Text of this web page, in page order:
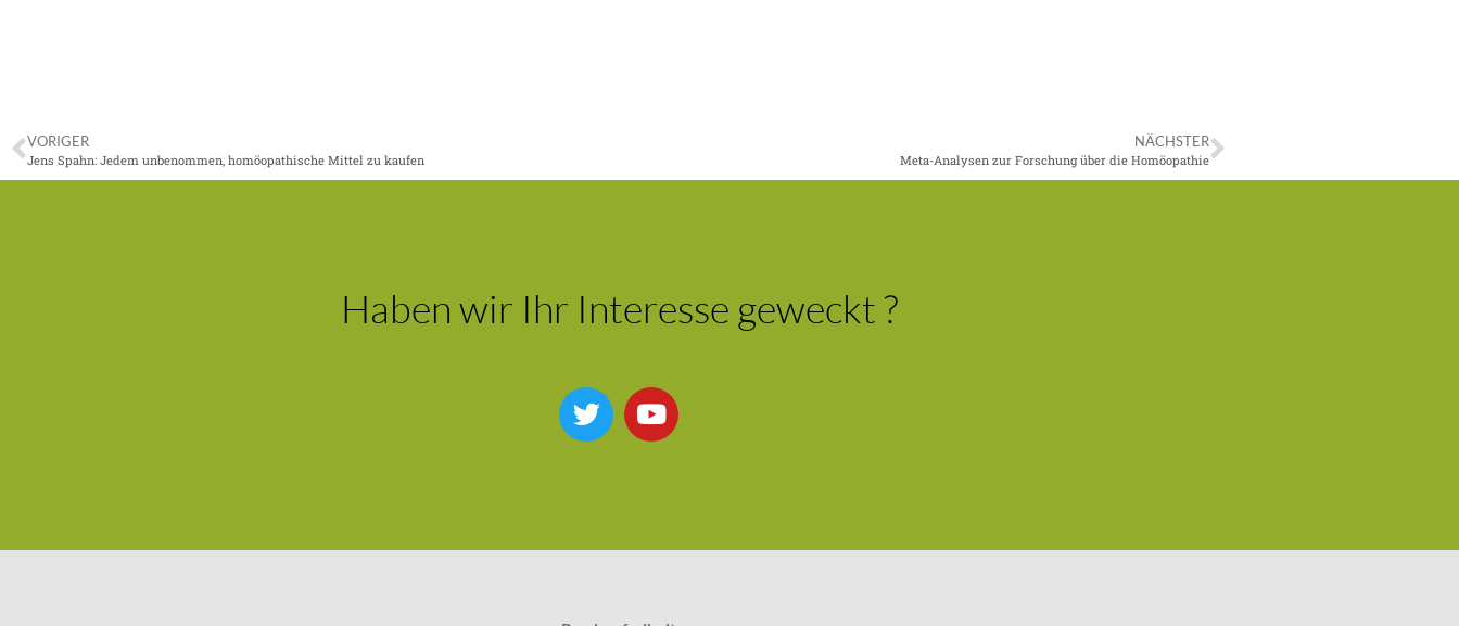
VORIGER
Jens Spahn: Jedem unbenommen, homöopathische Mittel zu kaufen
NÄCHSTER
Meta-Analysen zur Forschung über die Homöopathie
Haben wir Ihr Interesse geweckt ?